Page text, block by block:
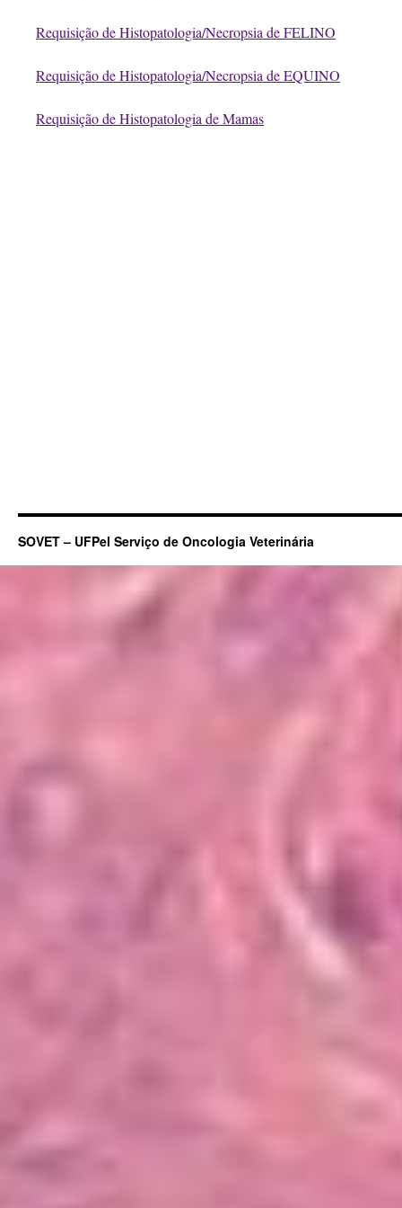
Requisição de Histopatologia/Necropsia de FELINO
Requisição de Histopatologia/Necropsia de EQUINO
Requisição de Histopatologia de Mamas
SOVET – UFPel Serviço de Oncologia Veterinária